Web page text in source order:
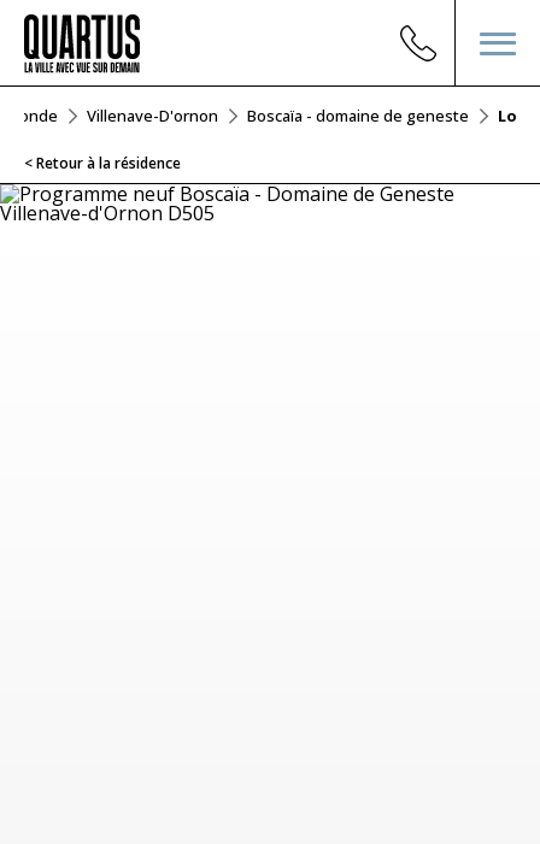
Gironde Villenave-D'ornon Boscaïa - domaine de geneste Lot
< Retour à la résidence